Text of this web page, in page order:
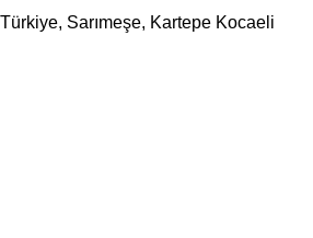
Türkiye, Sarımeşe, Kartepe Kocaeli